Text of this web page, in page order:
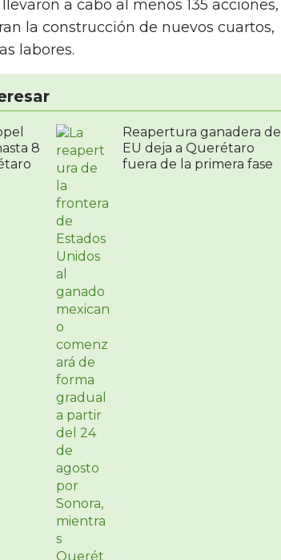
a cabo al menos 135 acciones,
la construcción de nuevos cuartos,
labores.
8
Reapertura ganadera de
EU deja a Querétaro
fuera de la primera fase